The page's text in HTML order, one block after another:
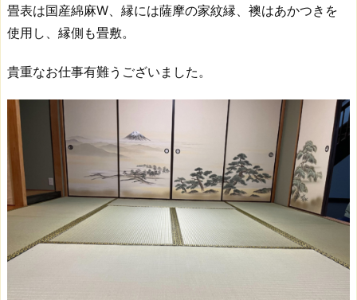
畳表は国産綿麻W、縁には薩摩の家紋縁、襖はあかつきを
使用し、縁側も畳敷。
貴重なお仕事有難うございました。